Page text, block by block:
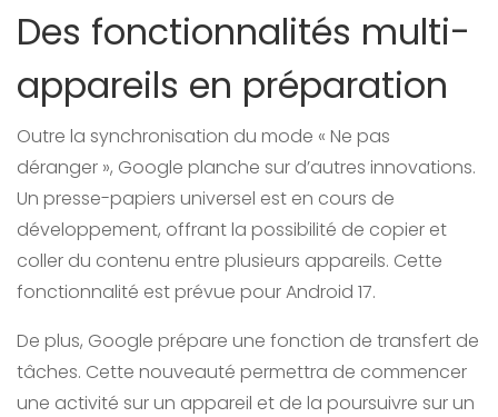
Des fonctionnalités multi-
appareils en préparation
Outre la synchronisation du mode « Ne pas
déranger », Google planche sur d’autres innovations.
Un presse-papiers universel est en cours de
développement, offrant la possibilité de copier et
coller du contenu entre plusieurs appareils. Cette
fonctionnalité est prévue pour Android 17.
De plus, Google prépare une fonction de transfert de
tâches. Cette nouveauté permettra de commencer
une activité sur un appareil et de la poursuivre sur un